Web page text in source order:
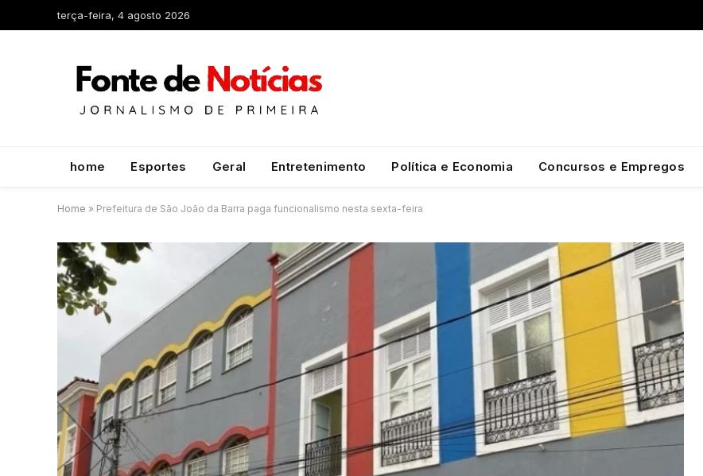
terça-feira, 4 agosto 2026
home Esportes Geral Entretenimento Política e Economia Concursos e Empregos
Home » Prefeitura de São João da Barra paga funcionalismo nesta sexta-feira